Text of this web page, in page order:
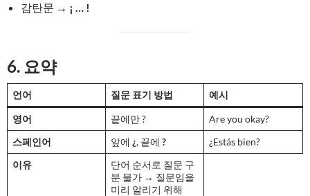
감탄문 → ¡ … !
6. 요약
언어 질문 표기 방법 예시
영어 끝에만 ?
Are you okay?
스페인어
앞에 ¿, 끝에 ?
¿Estás bien?
이유
단어 순서로 질문 구
분 불가 → 질문임을
미리 알리기 위해